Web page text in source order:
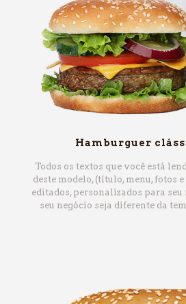
Hamburguer
Todos os textos que você está
deste modelo, (título, menu, fotos
editados, personalizados para seu
seu negócio seja diferente da